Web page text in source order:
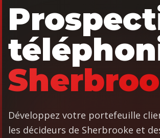
Développez votre portefeuille
les décideurs de Sherbrooke et